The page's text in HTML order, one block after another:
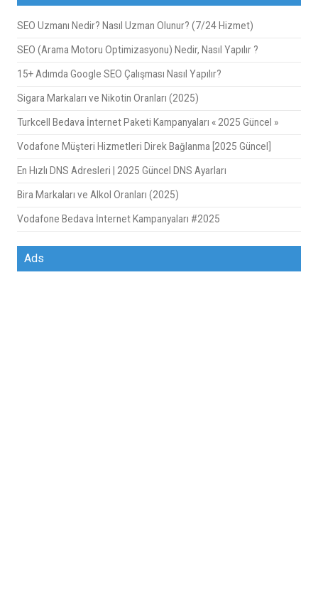
SEO Uzmanı Nedir? Nasıl Uzman Olunur? (7/24 Hizmet)
SEO (Arama Motoru Optimizasyonu) Nedir, Nasıl Yapılır ?
15+ Adımda Google SEO Çalışması Nasıl Yapılır?
Sigara Markaları ve Nikotin Oranları (2025)
Turkcell Bedava İnternet Paketi Kampanyaları « 2025 Güncel »
Vodafone Müşteri Hizmetleri Direk Bağlanma [2025 Güncel]
En Hızlı DNS Adresleri | 2025 Güncel DNS Ayarları
Bira Markaları ve Alkol Oranları (2025)
Vodafone Bedava İnternet Kampanyaları #2025
Ads